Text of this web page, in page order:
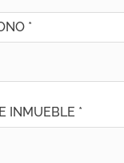
*
INMUEBLE *